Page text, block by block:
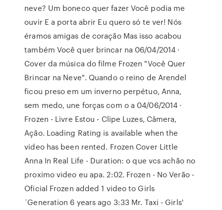
neve? Um boneco quer fazer Você podia me
ouvir E a porta abrir Eu quero só te ver! Nós
éramos amigas de coração Mas isso acabou
também Você quer brincar na 06/04/2014 ·
Cover da música do filme Frozen "Você Quer
Brincar na Neve". Quando o reino de Arendel
ficou preso em um inverno perpétuo, Anna,
sem medo, une forças com o a 04/06/2014 ·
Frozen - Livre Estou - Clipe Luzes, Câmera,
Ação. Loading Rating is available when the
video has been rented. Frozen Cover Little
Anna In Real Life - Duration: o que vcs achão no
proximo video eu apa. 2:02. Frozen - No Verão -
Oficial Frozen added 1 video to Girls
´Generation 6 years ago 3:33 Mr. Taxi - Girls'